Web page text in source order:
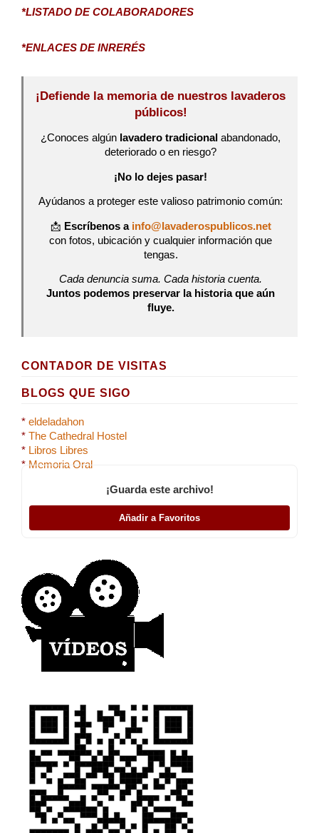
*LISTADO DE COLABORADORES
*ENLACES DE INRERÉS
¡Defiende la memoria de nuestros lavaderos
públicos!
¿Conoces algún lavadero tradicional abandonado,
deteriorado o en riesgo?
¡No lo dejes pasar!
Ayúdanos a proteger este valioso patrimonio común:
📩 Escríbenos a info@lavaderospublicos.net
con fotos, ubicación y cualquier información que
tengas.
Cada denuncia suma. Cada historia cuenta.
Juntos podemos preservar la historia que aún
fluye.
CONTADOR DE VISITAS
BLOGS QUE SIGO
* eldeladahon
* The Cathedral Hostel
* Libros Libres
* Memoria Oral
¡Guarda este archivo!
Añadir a Favoritos